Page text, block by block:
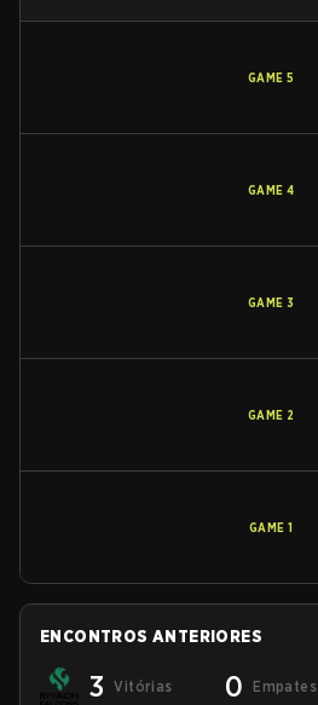
GAME 5
GAME 4
GAME 3
GAME 2
GAME 1
ENCONTROS ANTERIORES
3 Vitórias 0 Empates